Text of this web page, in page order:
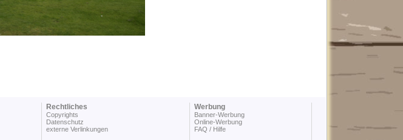
Rechtliches
Copyrights
Datenschutz
externe Verlinkungen
Werbung
Banner-Werbung
Online-Werbung
FAQ / Hilfe